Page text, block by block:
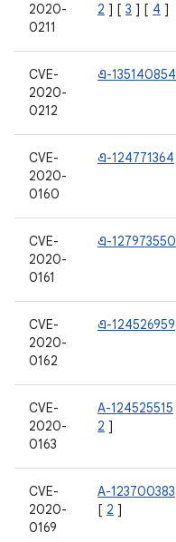
2020-
0211
2 ] [ 3 ] [ 4 ]
CVE-
2020-
0212
এ-135140854
CVE-
2020-
0160
এ-124771364
CVE-
2020-
0161
এ-127973550
CVE-
2020-
0162
এ-124526959
CVE-
2020-
0163
A-124525515
2 ]
CVE-
2020-
0169
A-123700383
[ 2 ]